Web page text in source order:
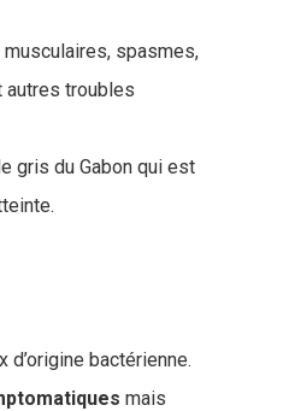
spasmes,
troubles
gris du Gabon qui est
bactérienne.
mais